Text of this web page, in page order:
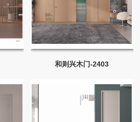
和则兴木门-2403